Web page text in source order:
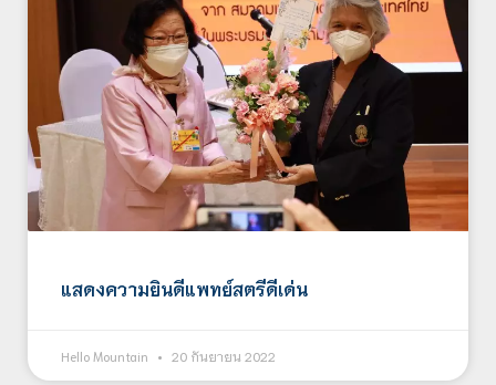
แสดงความยินดีแพทย์สตรีดีเด่น
Hello Mountain 20 กันยายน 2022